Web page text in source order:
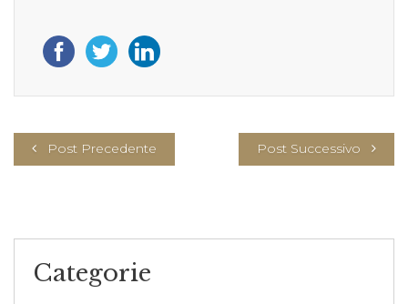
Post Precedente Post Successivo
Categorie